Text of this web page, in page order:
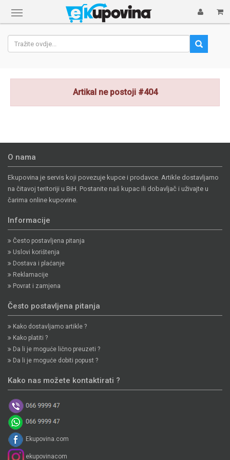
Prikaži
navigaciju
Artikal ne postoji #404
O nama
Ekupovina je servis koji povezuje kupce i prodavce. Artikle dostavljamo
na čitavoj teritoriji u BiH. Postanite naš kupac ili dobavljač i uživajte u
čarima online kupovine.
Informacije
Često postavljena pitanja
Uslovi korištenja
Dostava i plaćanje
Reklamacije
Povrat i zamjena
Često postavljena pitanja
Kako dostavljamo artikle ?
Kako platiti ?
Da li je moguće lično preuzeti ?
Da li je moguće dobiti popust ?
Kako nas možete kontaktirati ?
Ekupovina.com
ekupovinacom